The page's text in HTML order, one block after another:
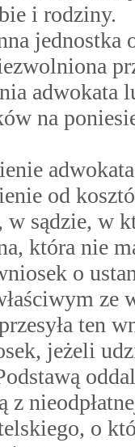
i rodziny.
jednostka
adwokata
na
od
w sądzie, w
która nie
o
ze
ten
jeżeli
z
o